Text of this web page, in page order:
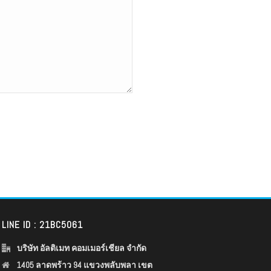
LINE ID : 21BC5061
บริษัท อัลติเมท คอมเมอร์เชียล จำกัด
1405 ลาดพร้าว 94 แขวงพลับพลา เขต